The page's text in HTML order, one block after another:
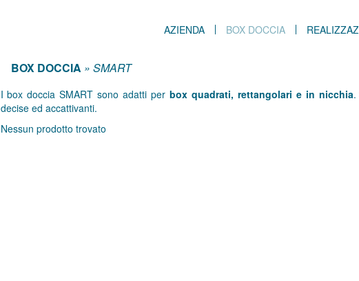
AZIENDA BOX DOCCIA
BOX DOCCIA » SMART
I box doccia SMART sono adatti per box quadrati, rettangolari e in nicchia.
decise ed accattivanti.
Nessun prodotto trovato